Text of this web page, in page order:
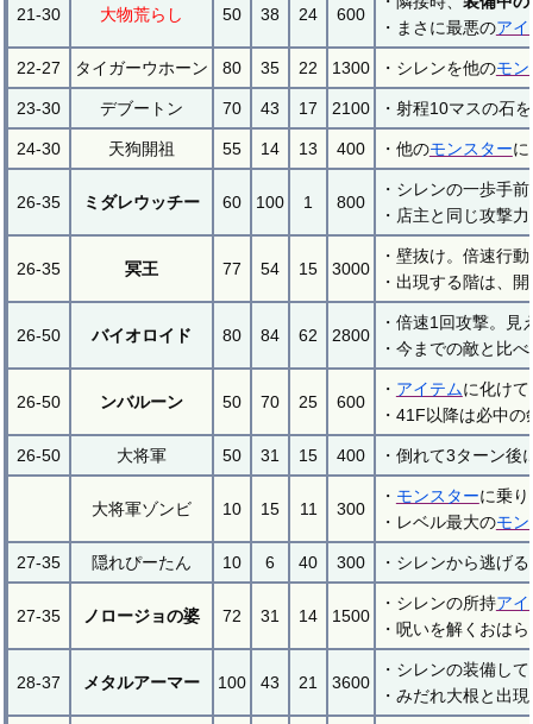
21-30 大物荒らし 50 38 24 600
・まさに最悪のアイ
22-27 タイガーウホーン 80 35 22 1300 ・シレンを他のモン
23-30 デブートン 70 43 17 2100 ・射程10マスの石
24-30 天狗開祖 55 14 13 400 ・他のモンスター
26-35 ミダレウッチー 60 100 1 800
・シレンの一歩手
・店主と同じ攻撃
26-35 冥王 77 54 15 3000
・壁抜け。倍速行
・出現する階は、
26-50 バイオロイド 80 84 62 2800
・倍速1回攻撃。見
・今までの敵と比
26-50 ンバルーン 50 70 25 600
・ アイテムに化け
・41F以降は必中
26-50 大将軍 50 31 15 400 ・倒れて3ターン後
大将軍ゾンビ 10 15 11 300
・ モンスターに乗
・レベル最大のモン
27-35 隠れぴーたん 10 6 40 300 ・シレンから逃げ
27-35 ノロージョの婆 72 31 14 1500
・シレンの所持アイ
・呪いを解くおは
28-37 メタルアーマー 100 43 21 3600
・シレンの装備し
・みだれ大根と出